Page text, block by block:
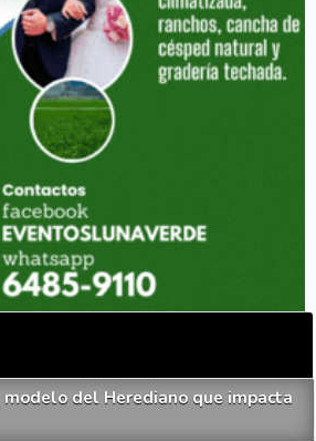
del Herediano que impacta